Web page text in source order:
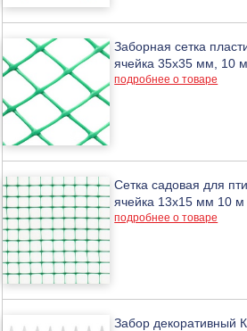
Заборная сетка
ячейка 35х35 мм, 10
подробнее о товаре
Сетка садовая для
ячейка 13х15 мм 10 м
подробнее о товаре
Забор декоративный